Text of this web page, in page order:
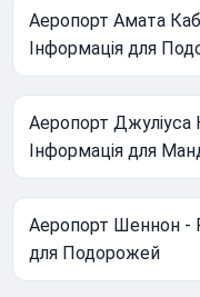
Аеропорт Амата
Інформація для
Аеропорт
Інформація для
Аеропорт Шеннон -
для Подорожей